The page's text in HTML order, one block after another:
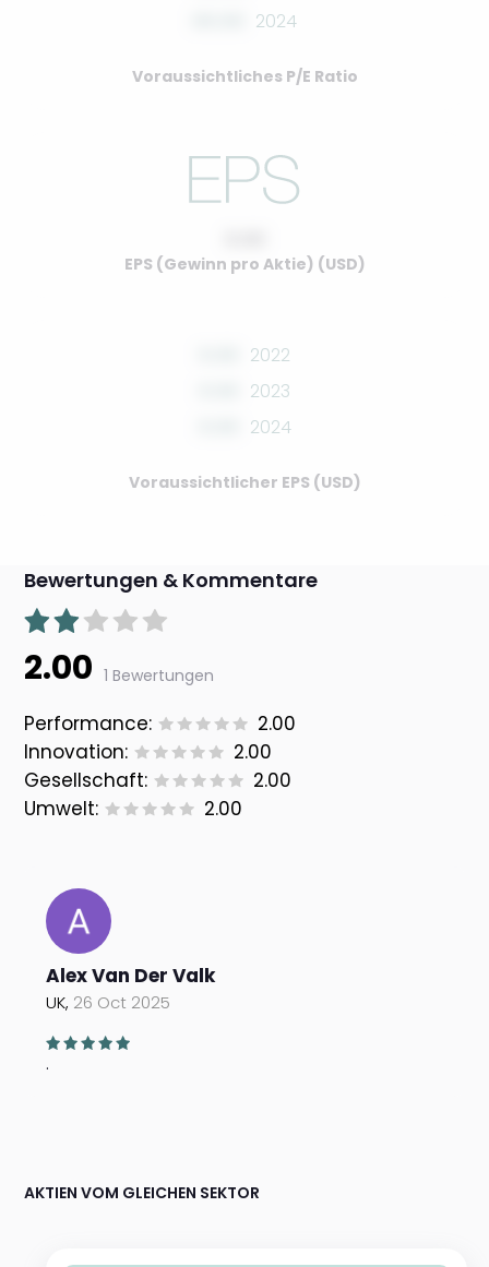
2024
Voraussichtliches P/E Ratio
EPS (Gewinn pro Aktie) (USD)
2022
2023
2024
Voraussichtlicher EPS (USD)
Bewertungen & Kommentare
2.00 1 Bewertungen
Performance:
2.00
Innovation:
2.00
Gesellschaft:
2.00
Umwelt:
2.00
Alex Van Der Valk
UK, 26 Oct 2025
.
AKTIEN VOM GLEICHEN SEKTOR